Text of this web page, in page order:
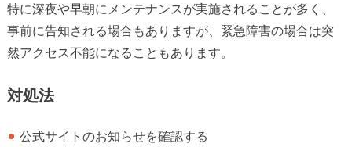
特に深夜や早朝にメンテナンスが実施されることが多く、
事前に告知される場合もありますが、緊急障害の場合は突
然アクセス不能になることもあります。
対処法
公式サイトのお知らせを確認する